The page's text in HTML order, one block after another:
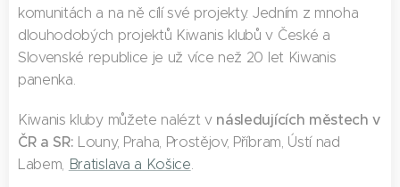
komunitách a na ně cílí své projekty. Jedním z mnoha
dlouhodobých projektů Kiwanis klubů v České a
Slovenské republice je už více než 20 let Kiwanis
panenka.
Kiwanis kluby můžete nalézt v následujících městech v
ČR a SR: Louny, Praha, Prostějov, Příbram, Ústí nad
Labem, Bratislava a Košice.